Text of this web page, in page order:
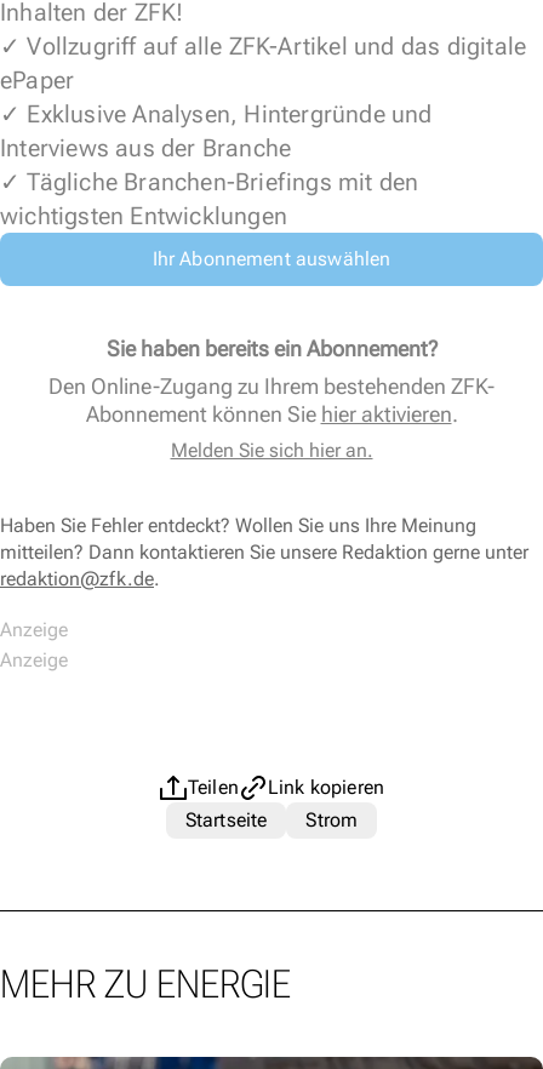
Inhalten der ZFK!
✓ Vollzugriff auf alle ZFK-Artikel und das digitale
ePaper
✓ Exklusive Analysen, Hintergründe und
Interviews aus der Branche
✓ Tägliche Branchen-Briefings mit den
wichtigsten Entwicklungen
Ihr Abonnement auswählen
Sie haben bereits ein Abonnement?
Den Online-Zugang zu Ihrem bestehenden ZFK-
Abonnement können Sie hier aktivieren.
Melden Sie sich hier an.
Haben Sie Fehler entdeckt? Wollen Sie uns Ihre Meinung
mitteilen? Dann kontaktieren Sie unsere Redaktion gerne unter
redaktion@zfk.de.
Teilen
Link kopieren
Startseite
Strom
MEHR ZU ENERGIE